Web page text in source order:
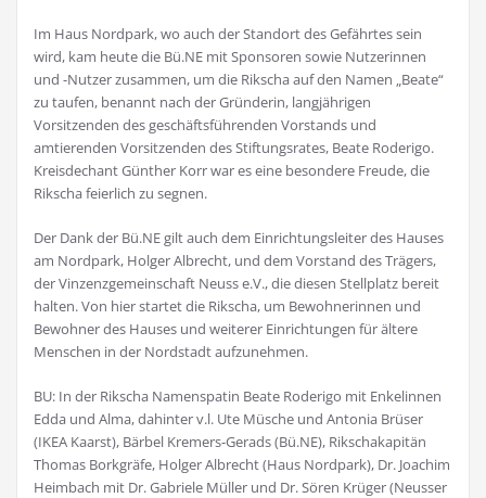
Im Haus Nordpark, wo auch der Standort des Gefährtes sein
wird, kam heute die Bü.NE mit Sponsoren sowie Nutzerinnen
und -Nutzer zusammen, um die Rikscha auf den Namen „Beate“
zu taufen, benannt nach der Gründerin, langjährigen
Vorsitzenden des geschäftsführenden Vorstands und
amtierenden Vorsitzenden des Stiftungsrates, Beate Roderigo.
Kreisdechant Günther Korr war es eine besondere Freude, die
Rikscha feierlich zu segnen.
Der Dank der Bü.NE gilt auch dem Einrichtungsleiter des Hauses
am Nordpark, Holger Albrecht, und dem Vorstand des Trägers,
der Vinzenzgemeinschaft Neuss e.V., die diesen Stellplatz bereit
halten. Von hier startet die Rikscha, um Bewohnerinnen und
Bewohner des Hauses und weiterer Einrichtungen für ältere
Menschen in der Nordstadt aufzunehmen.
BU: In der Rikscha Namenspatin Beate Roderigo mit Enkelinnen
Edda und Alma, dahinter v.l. Ute Müsche und Antonia Brüser
(IKEA Kaarst), Bärbel Kremers-Gerads (Bü.NE), Rikschakapitän
Thomas Borkgräfe, Holger Albrecht (Haus Nordpark), Dr. Joachim
Heimbach mit Dr. Gabriele Müller und Dr. Sören Krüger (Neusser